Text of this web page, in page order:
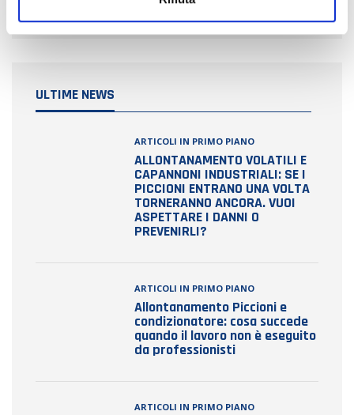
ULTIME NEWS
ARTICOLI IN PRIMO PIANO
ALLONTANAMENTO VOLATILI E
CAPANNONI INDUSTRIALI: SE I
PICCIONI ENTRANO UNA VOLTA
TORNERANNO ANCORA. VUOI
ASPETTARE I DANNI O
PREVENIRLI?
ARTICOLI IN PRIMO PIANO
Allontanamento Piccioni e
condizionatore: cosa succede
quando il lavoro non è eseguito
da professionisti
ARTICOLI IN PRIMO PIANO